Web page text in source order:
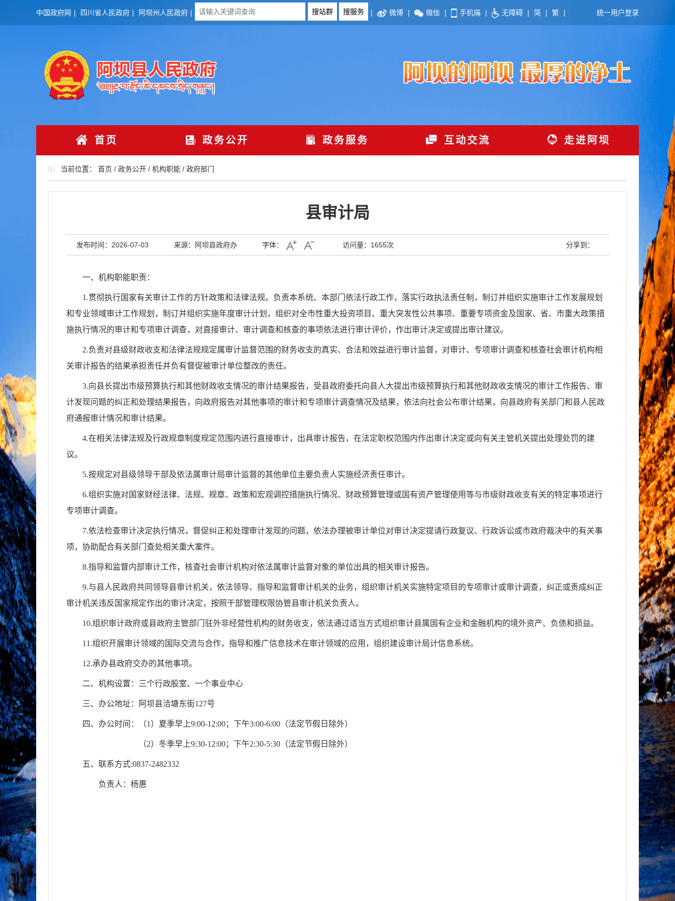
中国政府网 | 四川省人民政府 | 阿坝州人民政府 | | 微博 | 微信 | 手机端 | 无障碍 | 简 | 繁 | 统一用户登录
首页 政务公开 政务服务 互动交流 走进阿坝
当前位置： 首页 / 政务公开 / 机构职能 / 政府部门
县审计局
发布时间：2026-07-03 来源：阿坝县政府办 字体： 访问量： 1655次 分享到：
一、机构职能职责：
1.贯彻执行国家有关审计工作的方针政策和法律法规。负责本系统、本部门依法行政工作，落实行政执法责任制，制订并组织实施审计工作发展规划
和专业领域审计工作规划，制订并组织实施年度审计计划，组织对全市性重大投资项目、重大突发性公共事项、重要专项资金及国家、省、市重大政策措
施执行情况的审计和专项审计调查，对直接审计、审计调查和核查的事项依法进行审计评价，作出审计决定或提出审计建议。
2.负责对县级财政收支和法律法规规定属审计监督范围的财务收支的真实、合法和效益进行审计监督，对审计、专项审计调查和核查社会审计机构相
关审计报告的结果承担责任并负有督促被审计单位整改的责任。
3.向县长提出市级预算执行和其他财政收支情况的审计结果报告，受县政府委托向县人大提出市级预算执行和其他财政收支情况的审计工作报告、审
计发现问题的纠正和处理结果报告，向政府报告对其他事项的审计和专项审计调查情况及结果，依法向社会公布审计结果，向县政府有关部门和县人民政
府通报审计情况和审计结果。
4.在相关法律法规及行政规章制度规定范围内进行直接审计，出具审计报告，在法定职权范围内作出审计决定或向有关主管机关提出处理处罚的建
议。
5.按规定对县级领导干部及依法属审计局审计监督的其他单位主要负责人实施经济责任审计。
6.组织实施对国家财经法律、法规、规章、政策和宏观调控措施执行情况、财政预算管理或国有资产管理使用等与市级财政收支有关的特定事项进行
专项审计调查。
7.依法检查审计决定执行情况，督促纠正和处理审计发现的问题，依法办理被审计单位对审计决定提请行政复议、行政诉讼或市政府裁决中的有关事
项，协助配合有关部门查处相关重大案件。
8.指导和监督内部审计工作，核查社会审计机构对依法属审计监督对象的单位出具的相关审计报告。
9.与县人民政府共同领导县审计机关，依法领导、指导和监督审计机关的业务，组织审计机关实施特定项目的专项审计或审计调查，纠正或责成纠正
审计机关违反国家规定作出的审计决定，按照干部管理权限协管县审计机关负责人。
10.组织审计政府或县政府主管部门驻外非经营性机构的财务收支，依法通过适当方式组织审计县属国有企业和金融机构的境外资产、负债和损益。
11.组织开展审计领域的国际交流与合作，指导和推广信息技术在审计领域的应用，组织建设审计局计信息系统。
12.承办县政府交办的其他事项。
二、机构设置： 三个行政股室、 一个事业中心
三、办公地址： 阿坝县洽塘东街127号
四、办公时间： （1 ）夏季早上9:00-12:00；下午3:00-6:00（法定节假日除外）
（2）冬季早上9:30-12:00；下午2:30-5:30（法定节假日除外）
五、联系方式:0837-2482332
负责人： 杨惠